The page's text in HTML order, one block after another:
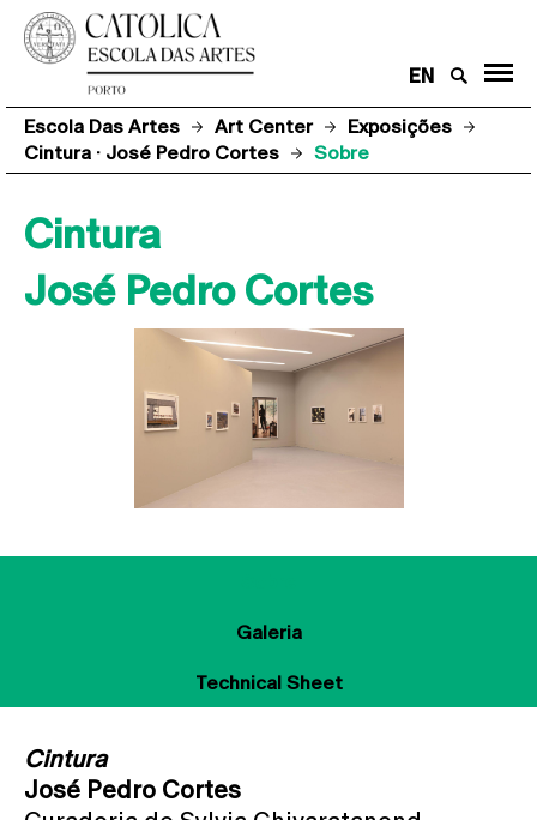
EN
Escola Das Artes Art Center
Exposições
Cintura · José Pedro Cortes
Sobre
Cintura
José Pedro Cortes
Galeria
Technical Sheet
Cintura
José Pedro Cortes